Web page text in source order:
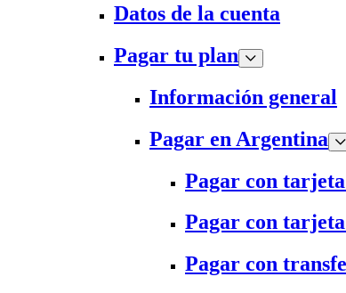
Datos de la cuenta
Pagar tu plan
Información general
Pagar en Argentina
Pagar con
Pagar con
Pagar con